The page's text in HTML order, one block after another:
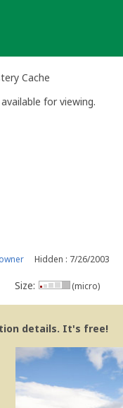
Cache
for viewing.
Hidden : 7/26/2003
Size: (micro)
details. It's free!